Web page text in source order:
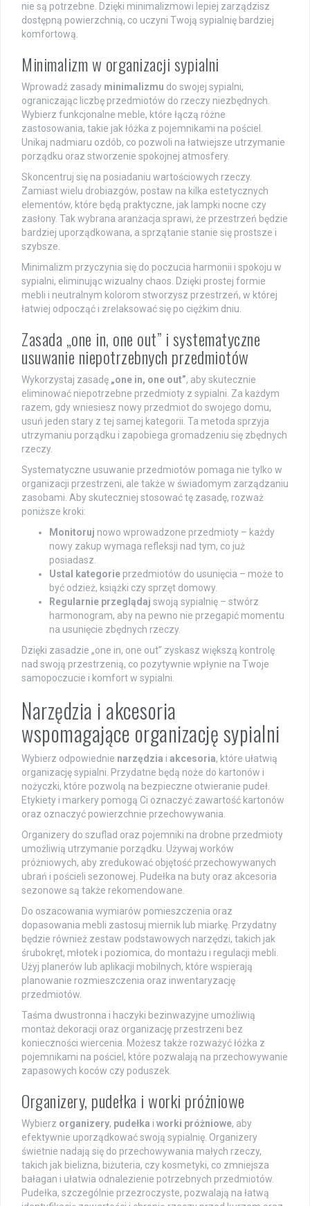
nie są potrzebne. Dzięki minimalizmowi lepiej zarządzisz
dostępną powierzchnią, co uczyni Twoją sypialnię bardziej
komfortową.
Minimalizm w organizacji sypialni
Wprowadź zasady minimalizmu do swojej sypialni,
ograniczając liczbę przedmiotów do rzeczy niezbędnych.
Wybierz funkcjonalne meble, które łączą różne
zastosowania, takie jak łóżka z pojemnikami na pościel.
Unikaj nadmiaru ozdób, co pozwoli na łatwiejsze utrzymanie
porządku oraz stworzenie spokojnej atmosfery.
Skoncentruj się na posiadaniu wartościowych rzeczy.
Zamiast wielu drobiazgów, postaw na kilka estetycznych
elementów, które będą praktyczne, jak lampki nocne czy
zasłony. Tak wybrana aranżacja sprawi, że przestrzeń będzie
bardziej uporządkowana, a sprzątanie stanie się prostsze i
szybsze.
Minimalizm przyczynia się do poczucia harmonii i spokoju w
sypialni, eliminując wizualny chaos. Dzięki prostej formie
mebli i neutralnym kolorom stworzysz przestrzeń, w której
łatwiej odpocząć i zrelaksować się po ciężkim dniu.
Zasada „one in, one out” i systematyczne
usuwanie niepotrzebnych przedmiotów
Wykorzystaj zasadę „one in, one out”, aby skutecznie
eliminować niepotrzebne przedmioty z sypialni. Za każdym
razem, gdy wniesiesz nowy przedmiot do swojego domu,
usuń jeden stary z tej samej kategorii. Ta metoda sprzyja
utrzymaniu porządku i zapobiega gromadzeniu się zbędnych
rzeczy.
Systematyczne usuwanie przedmiotów pomaga nie tylko w
organizacji przestrzeni, ale także w świadomym zarządzaniu
zasobami. Aby skuteczniej stosować tę zasadę, rozważ
poniższe kroki:
Monitoruj nowo wprowadzone przedmioty – każdy
nowy zakup wymaga refleksji nad tym, co już
posiadasz.
Ustal kategorie przedmiotów do usunięcia – może to
być odzież, książki czy sprzęt domowy.
Regularnie przeglądaj swoją sypialnię – stwórz
harmonogram, aby na pewno nie przegapić momentu
na usunięcie zbędnych rzeczy.
Dzięki zasadzie „one in, one out” zyskasz większą kontrolę
nad swoją przestrzenią, co pozytywnie wpłynie na Twoje
samopoczucie i komfort w sypialni.
Narzędzia i akcesoria
wspomagające organizację sypialni
Wybierz odpowiednie narzędzia i akcesoria, które ułatwią
organizację sypialni. Przydatne będą noże do kartonów i
nożyczki, które pozwolą na bezpieczne otwieranie pudeł.
Etykiety i markery pomogą Ci oznaczyć zawartość kartonów
oraz oznaczyć powierzchnie przechowywania.
Organizery do szuflad oraz pojemniki na drobne przedmioty
umożliwią utrzymanie porządku. Używaj worków
próżniowych, aby zredukować objętość przechowywanych
ubrań i pościeli sezonowej. Pudełka na buty oraz akcesoria
sezonowe są także rekomendowane.
Do oszacowania wymiarów pomieszczenia oraz
dopasowania mebli zastosuj miernik lub miarkę. Przydatny
będzie również zestaw podstawowych narzędzi, takich jak
śrubokręt, młotek i poziomica, do montażu i regulacji mebli.
Użyj planerów lub aplikacji mobilnych, które wspierają
planowanie rozmieszczenia oraz inwentaryzację
przedmiotów.
Taśma dwustronna i haczyki bezinwazyjne umożliwią
montaż dekoracji oraz organizację przestrzeni bez
konieczności wiercenia. Możesz także rozważyć łóżka z
pojemnikami na pościel, które pozwalają na przechowywanie
zapasowych koców czy poduszek.
Organizery, pudełka i worki próżniowe
Wybierz organizery, pudełka i worki próżniowe, aby
efektywnie uporządkować swoją sypialnię. Organizery
świetnie nadają się do przechowywania małych rzeczy,
takich jak bielizna, biżuteria, czy kosmetyki, co zmniejsza
bałagan i ułatwia odnalezienie potrzebnych przedmiotów.
Pudełka, szczególnie przezroczyste, pozwalają na łatwą